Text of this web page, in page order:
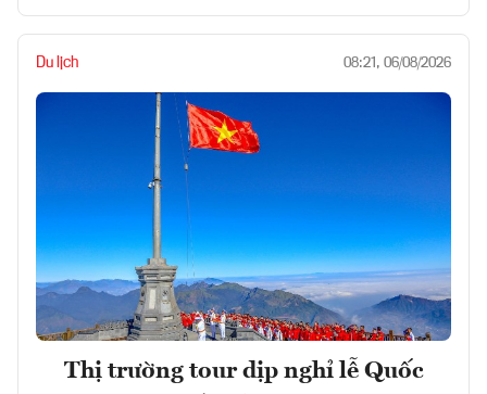
Du lịch 08:21, 06/08/2026
Thị trường tour dịp nghỉ lễ Quốc